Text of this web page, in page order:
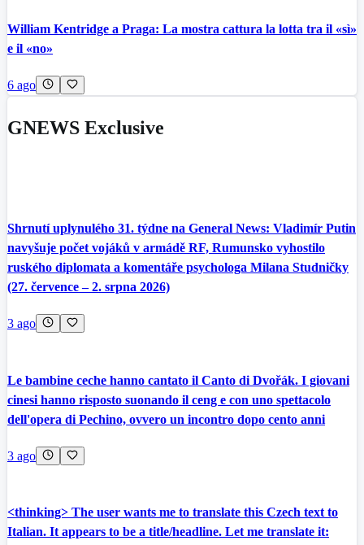
William Kentridge a Praga: La mostra cattura la lotta tra il «sì»
e il «no»
6 ago
GNEWS Exclusive
Shrnutí uplynulého 31. týdne na General News: Vladimír Putin
navyšuje počet vojáků v armádě RF, Rumunsko vyhostilo
ruského diplomata a komentáře psychologa Milana Studničky
(27. července – 2. srpna 2026)
3 ago
Le bambine ceche hanno cantato il Canto di Dvořák. I giovani
cinesi hanno risposto suonando il ceng e con uno spettacolo
dell'opera di Pechino, ovvero un incontro dopo cento anni
3 ago
<thinking> The user wants me to translate this Czech text to
Italian. It appears to be a title/headline. Let me translate it: